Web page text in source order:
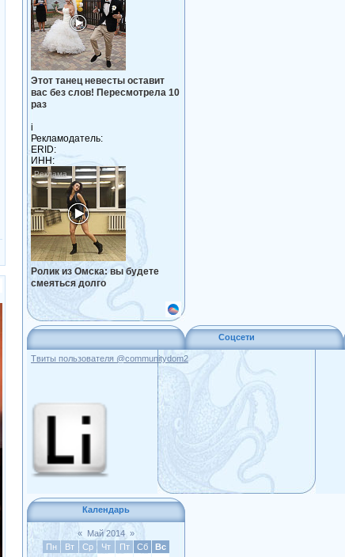
Этот танец невесты оставит
вас без слов! Пересмотрела 10
раз
i
Рекламодатель:
ERID:
ИНН:
Ролик из Омска: вы будете
смеяться долго
Соцсети
Твиты пользователя @communitydom2
Календарь
« Май 2014 »
Пн
Вт Ср Чт Пт Сб
Вс